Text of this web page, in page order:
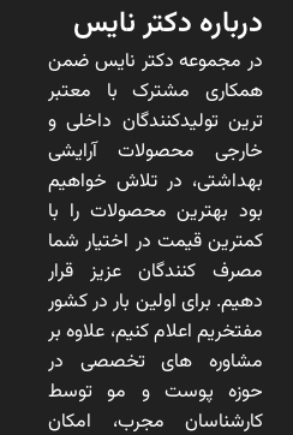
درباره دکتر نایس
در مجموعه دکتر نایس ضمن
همکاری مشترک با معتبر
ترین تولیدکنندگان داخلی و
خارجی محصولات آرایشی
بهداشتی، در تلاش خواهیم
بود بهترین محصولات را با
کمترین قیمت در اختیار شما
مصرف کنندگان عزیز قرار
دهیم. برای اولین بار در کشور
مفتخریم اعلام کنیم، علاوه بر
مشاوره های تخصصی در
حوزه پوست و مو توسط
کارشناسان مجرب، امکان